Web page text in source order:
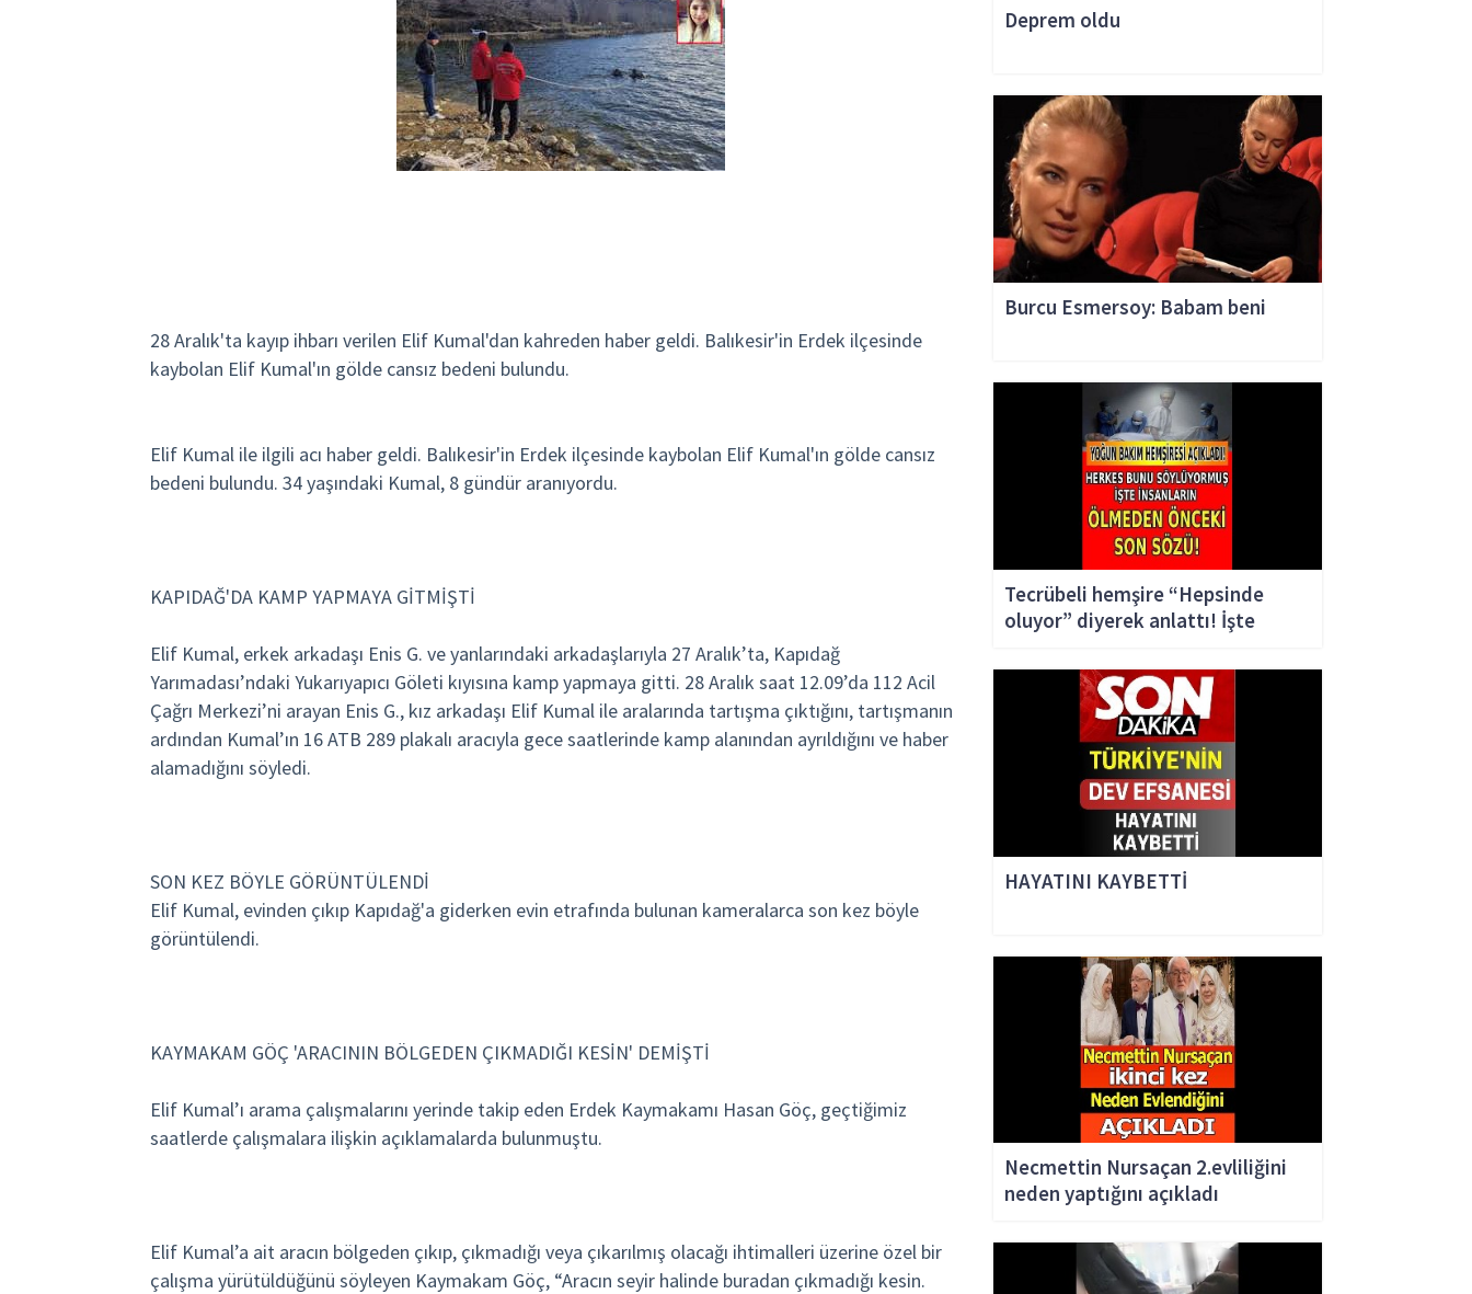
28 Aralık'ta kayıp ihbarı verilen Elif Kumal'dan kahreden haber geldi. Balıkesir'in Erdek ilçesinde
kaybolan Elif Kumal'ın gölde cansız bedeni bulundu.
Elif Kumal ile ilgili acı haber geldi. Balıkesir'in Erdek ilçesinde kaybolan Elif Kumal'ın gölde cansız
bedeni bulundu. 34 yaşındaki Kumal, 8 gündür aranıyordu.
KAPIDAĞ'DA KAMP YAPMAYA GİTMİŞTİ
Elif Kumal, erkek arkadaşı Enis G. ve yanlarındaki arkadaşlarıyla 27 Aralık’ta, Kapıdağ
Yarımadası’ndaki Yukarıyapıcı Göleti kıyısına kamp yapmaya gitti. 28 Aralık saat 12.09’da 112 Acil
Çağrı Merkezi’ni arayan Enis G., kız arkadaşı Elif Kumal ile aralarında tartışma çıktığını, tartışmanın
ardından Kumal’ın 16 ATB 289 plakalı aracıyla gece saatlerinde kamp alanından ayrıldığını ve haber
alamadığını söyledi.
SON KEZ BÖYLE GÖRÜNTÜLENDİ
Elif Kumal, evinden çıkıp Kapıdağ'a giderken evin etrafında bulunan kameralarca son kez böyle
görüntülendi.
KAYMAKAM GÖÇ 'ARACININ BÖLGEDEN ÇIKMADIĞI KESİN' DEMİŞTİ
Elif Kumal’ı arama çalışmalarını yerinde takip eden Erdek Kaymakamı Hasan Göç, geçtiğimiz
saatlerde çalışmalara ilişkin açıklamalarda bulunmuştu.
Elif Kumal’a ait aracın bölgeden çıkıp, çıkmadığı veya çıkarılmış olacağı ihtimalleri üzerine özel bir
çalışma yürütüldüğünü söyleyen Kaymakam Göç, “Aracın seyir halinde buradan çıkmadığı kesin.
Deprem oldu
Burcu Esmersoy: Babam beni
Tecrübeli hemşire “Hepsinde
oluyor” diyerek anlattı! İşte
söylediği son söz.
HAYATINI KAYBETTİ
Necmettin Nursaçan 2.evliliğini
neden yaptığını açıkladı